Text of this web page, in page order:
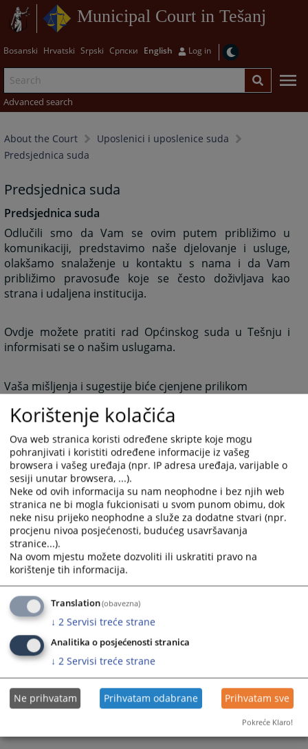
Municipal Court in Tešanj
Bosanski Hrvatski Srpski Српски English Log in
Advanced search
About the Court
Uposlenici i uposlenice suda
Predsjednica suda
Predsjednica suda
Predsjednica suda
Odlučili smo da Vam se ovim putem približimo u
komunikaciji, predstavimo naše djelovanje i usluge,
olakšamo snalaženje u kontaktu s nama i da Vam
približimo pravosuđe koje se često doživljava kao
strana i udaljena institucija.
Ovdje možete pratiti rad Općinskog suda u Tešnju i
informisati se o našim uslugama.
Vaša mišljenja i sugestije biće cjenjene prilikom
Nadamo se da ćete zadovoljiti Vašu znatiželju i pronaći
potrebne informacije, te dobiti potpuniju sliku o našim
uslugama.
3711 VIEWS
Korištenje kolačića
Ova web stranica koristi određene skripte koje mogu
pohranjivati i koristiti određene informacije iz vašeg
browsera i vašeg uređaja (npr. IP adresa uređaja, varijable o
sesiji unutar browsera, ...).
Neke od ovih informacija su nam neophodne i bez njih web
stranica ne bi mogla fukcionisati u svom punom obimu, dok
neke nisu prijeko neophodne a služe za dodatne stvari (npr.
procjenu nivoa posjećenosti, budućeg usavršavanja
stranice...).
Na ovom mjestu možete dozvoliti ili uskratiti pravo na
korištenje tih informacija.
Translation(obavezna)
↓ 2 Servisi treće strane
Analitika o posjećenosti stranica
↓ 2 Servisi treće strane
Ne prihvatam Prihvatam odabrane Prihvatam sve
Pokreće Klaro!